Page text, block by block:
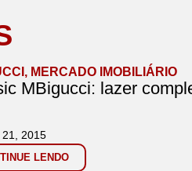
, MERCADO IMOBILIÁRIO
MBigucci: lazer
LENDO
2015